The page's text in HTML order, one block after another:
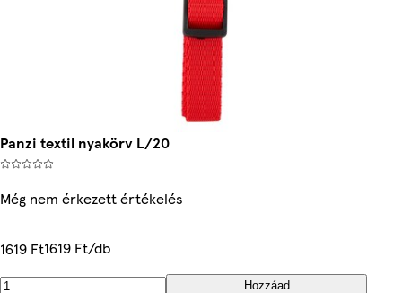
Panzi textil nyakörv L/20
Még nem érkezett értékelés
1619 Ft1619 Ft/db
Hozzáad